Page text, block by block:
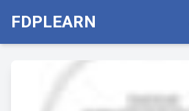
FDPLEARN